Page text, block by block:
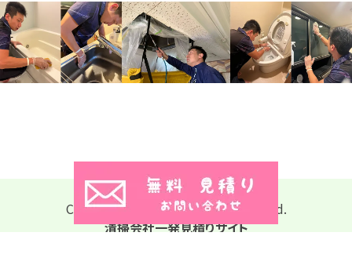
Copyright © 2026 All Rights Reserved.
清掃会社一発見積りサイト